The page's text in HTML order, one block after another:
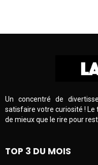
Un concentré de
satisfaire votre curiosité ! Le
de mieux que le rire pour
TOP 3 DU MOIS